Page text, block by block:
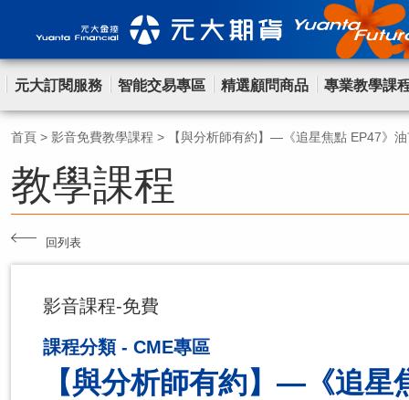
元大訂閱服務 智能交易專區 精選顧問商品 專業教學課
首頁 > 影音免費教學課程 > 【與分析師有約】—《追星焦點 EP47》
教學課程
回列表
影音課程-免費
課程分類 - CME專區
【與分析師有約】—《追